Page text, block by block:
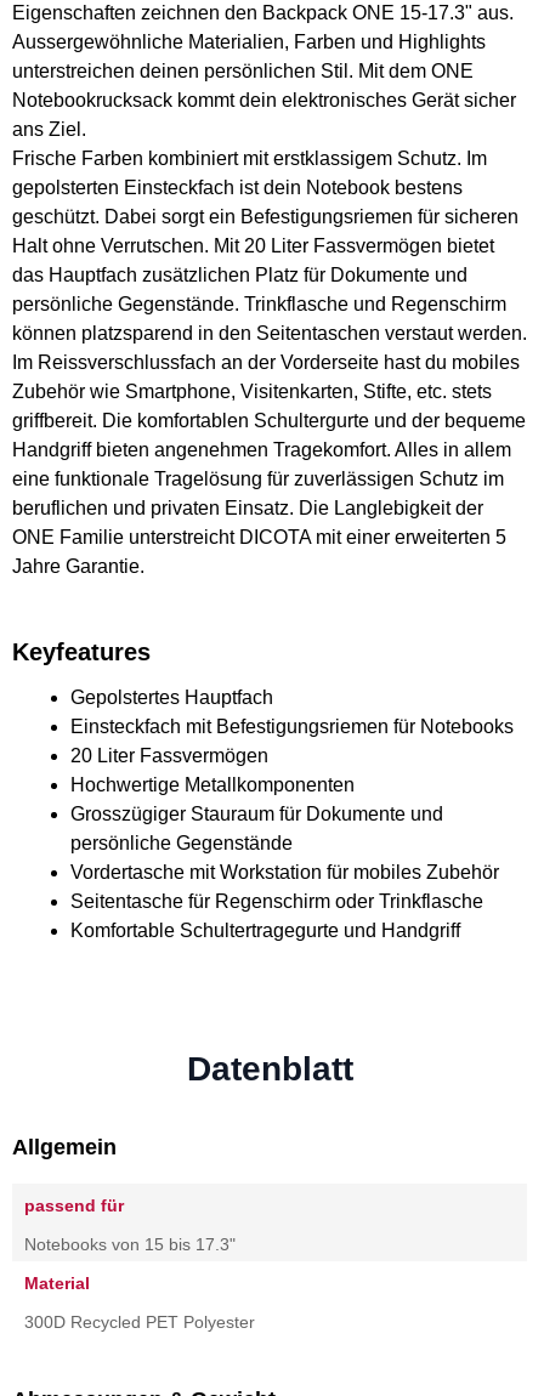
Eigenschaften zeichnen den Backpack ONE 15-17.3" aus.
Aussergewöhnliche Materialien, Farben und Highlights
unterstreichen deinen persönlichen Stil. Mit dem ONE
Notebookrucksack kommt dein elektronisches Gerät sicher
ans Ziel.
Frische Farben kombiniert mit erstklassigem Schutz. Im
gepolsterten Einsteckfach ist dein Notebook bestens
geschützt. Dabei sorgt ein Befestigungsriemen für sicheren
Halt ohne Verrutschen. Mit 20 Liter Fassvermögen bietet
das Hauptfach zusätzlichen Platz für Dokumente und
persönliche Gegenstände. Trinkflasche und Regenschirm
können platzsparend in den Seitentaschen verstaut werden.
Im Reissverschlussfach an der Vorderseite hast du mobiles
Zubehör wie Smartphone, Visitenkarten, Stifte, etc. stets
griffbereit. Die komfortablen Schultergurte und der bequeme
Handgriff bieten angenehmen Tragekomfort. Alles in allem
eine funktionale Tragelösung für zuverlässigen Schutz im
beruflichen und privaten Einsatz. Die Langlebigkeit der
ONE Familie unterstreicht DICOTA mit einer erweiterten 5
Jahre Garantie.
Keyfeatures
Gepolstertes Hauptfach
Einsteckfach mit Befestigungsriemen für Notebooks
20 Liter Fassvermögen
Hochwertige Metallkomponenten
Grosszügiger Stauraum für Dokumente und
persönliche Gegenstände
Vordertasche mit Workstation für mobiles Zubehör
Seitentasche für Regenschirm oder Trinkflasche
Komfortable Schultertragegurte und Handgriff
Datenblatt
Allgemein
passend für
Notebooks von 15 bis 17.3"
Material
300D Recycled PET Polyester